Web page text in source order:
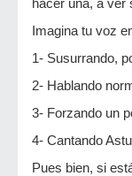
mala
leído en
poner al
hacer una, a ver
Imagina tu voz
1- Susurrando,
2- Hablando
3- Forzando un
4- Cantando
Pues bien, si